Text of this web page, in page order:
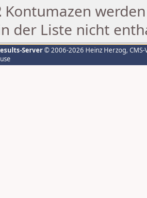
Kontumazen
der Liste nicht
Server© 2006-2026 Heinz Herzog,